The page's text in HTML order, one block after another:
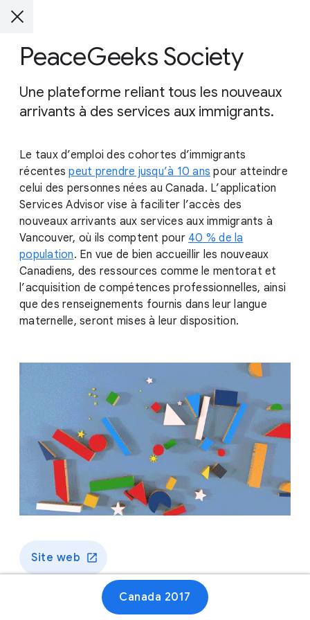
PeaceGeeks Society
Une plateforme reliant tous les nouveaux
arrivants à des services aux immigrants.
Le taux d’emploi des cohortes d’immigrants
récentespeut prendre jusqu’à 10 ans pour atteindre
celui des personnes nées au Canada. L’application
Services Advisor vise à faciliter l’accès des
nouveaux arrivants aux services aux immigrants à
Vancouver, où ils comptent pour 40 % de la
population. En vue de bien accueillir les nouveaux
Canadiens, des ressources comme le mentorat et
l’acquisition de compétences professionnelles, ainsi
que des renseignements fournis dans leur langue
maternelle, seront mises à leur disposition.
Site web
Canada 2017